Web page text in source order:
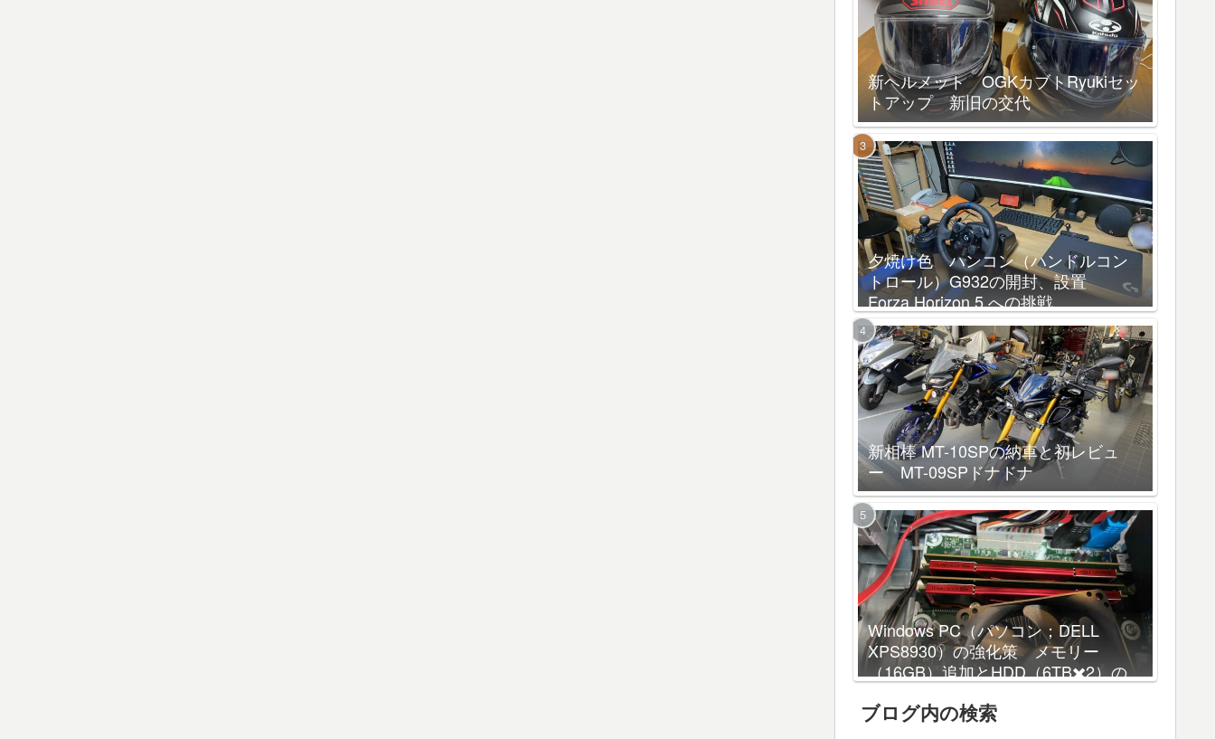
新ヘルメット OGKカブトRyukiセッ
トアップ 新旧の交代
夕焼け色 ハンコン（ハンドルコン
トロール）G932の開封、設置
Forza Horizon 5 への挑戦
新相棒 MT-10SPの納車と初レビュ
ー MT-09SPドナドナ
Windows PC（パソコン；DELL
XPS8930）の強化策 メモリー
（16GB）追加とHDD（6TB✖️2）の
ブログ内の検索